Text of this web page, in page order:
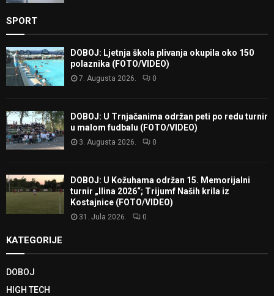
SPORT
DOBOJ: Ljetnja škola plivanja okupila oko 150
polaznika (FOTO/VIDEO)
7. Augusta 2026. 0
DOBOJ: U Trnjačanima održan peti po redu turnir
u malom fudbalu (FOTO/VIDEO)
3. Augusta 2026. 0
DOBOJ: U Kožuhama održan 15. Memorijalni
turnir „Ilina 2026“; Trijumf Naših krila iz
Kostajnice (FOTO/VIDEO)
31. Jula 2026. 0
KATEGORIJE
DOBOJ
HIGH TECH